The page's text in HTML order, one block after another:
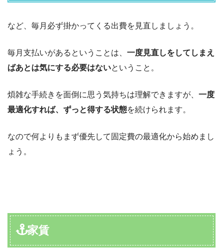
など、毎月必ず掛かってくる出費を見直しましょう。
毎月支払いがあるということは、 一度見直しをしてしまえ
ばあとは気にする必要はないということ。
煩雑な手続きを面倒に思う気持ちは理解できますが、 一度
最適化すれば、ずっと得する状態を続けられます。
なので何よりもまず優先して固定費の最適化から始めまし
ょう。
家賃